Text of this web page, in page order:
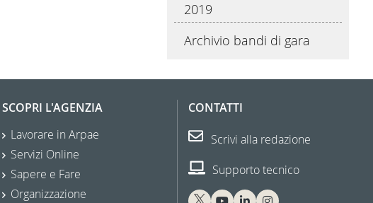
2019
Archivio bandi di gara
SCOPRI L'AGENZIA
Lavorare in Arpae
Servizi Online
Sapere e Fare
Organizzazione
CONTATTI
Scrivi alla redazione
Supporto tecnico